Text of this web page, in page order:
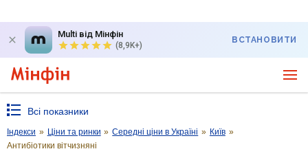
Multi від Мінфін
(8,9K+)
ВСТАНОВИТИ
Всі показники
Індекси » Ціни та ринки » Середні ціни в Україні » Київ »
Антибіотики вітчизняні